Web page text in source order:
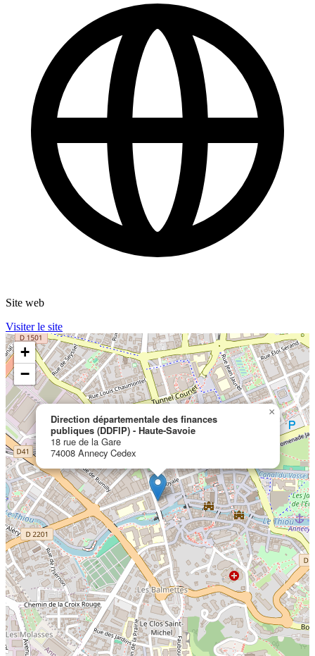
Site web
Visiter le site
Direction départementale des finances
publiques (DDFIP) - Haute-Savoie
18 rue de la Gare
74008 Annecy Cedex
×
+
−